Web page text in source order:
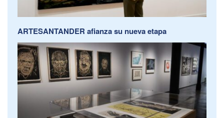
ARTESANTANDER afianza su nueva etapa